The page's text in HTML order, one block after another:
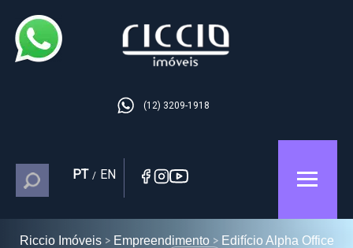
(12) 3209-1918
PT / EN
Riccio Imóveis Empreendimento
Edifício Alpha Office